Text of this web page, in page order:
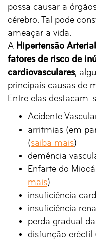
possa causar a
cérebro. Tal pode
ameaçar a vida.
A Hipertensão
fatores de risco de
cardiovasculares,
principais causas de
Entre elas destacam-
Acidente
arritmias (em
(saiba mais)
demência
Enfarte do
mais)
insuficiência
insuficiência
perda gradual
disfunção eréctil